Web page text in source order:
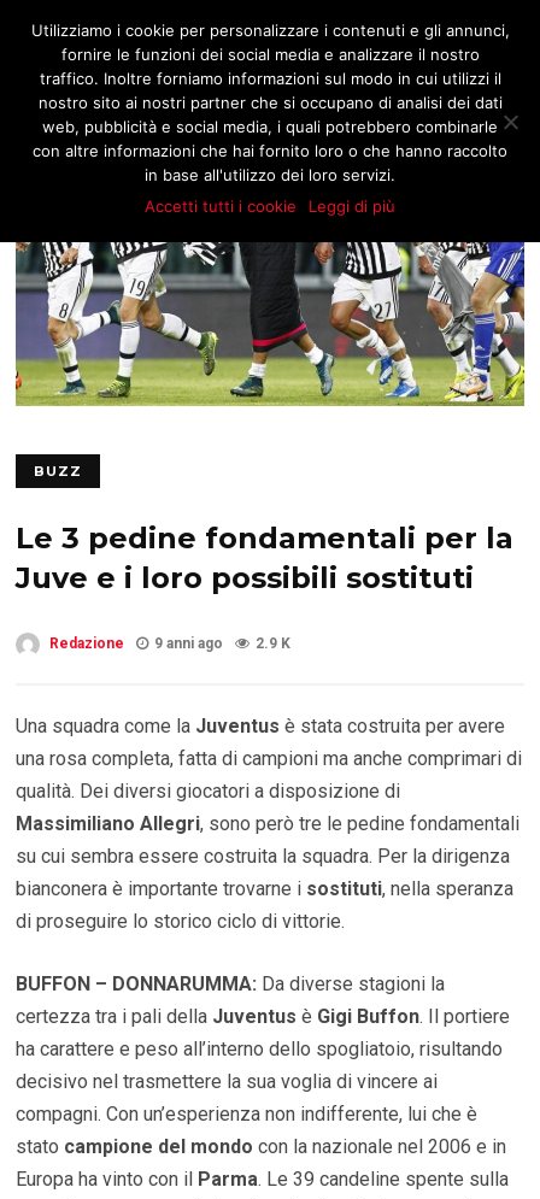
JNOTIZIE.COM
BUZZ
Le 3 pedine fondamentali per la
Juve e i loro possibili sostituti
Redazione 9 anni ago 2.9 K
Una squadra come la Juventus è stata costruita per avere
una rosa completa, fatta di campioni ma anche comprimari di
qualità. Dei diversi giocatori a disposizione di
Massimiliano Allegri, sono però tre le pedine fondamentali
su cui sembra essere costruita la squadra. Per la dirigenza
bianconera è importante trovarne i sostituti, nella speranza
di proseguire lo storico ciclo di vittorie.
BUFFON – DONNARUMMA: Da diverse stagioni la
certezza tra i pali della Juventus è Gigi Buffon. Il portiere
ha carattere e peso all’interno dello spogliatoio, risultando
decisivo nel trasmettere la sua voglia di vincere ai
compagni. Con un’esperienza non indifferente, lui che è
stato campione del mondo con la nazionale nel 2006 e in
Europa ha vinto con il Parma. Le 39 candeline spente sulla
Utilizziamo i cookie per personalizzare i contenuti e gli annunci,
fornire le funzioni dei social media e analizzare il nostro
traffico. Inoltre forniamo informazioni sul modo in cui utilizzi il
nostro sito ai nostri partner che si occupano di analisi dei dati
web, pubblicità e social media, i quali potrebbero combinarle
con altre informazioni che hai fornito loro o che hanno raccolto
in base all'utilizzo dei loro servizi.
Accetti tutti i cookie
Leggi di più